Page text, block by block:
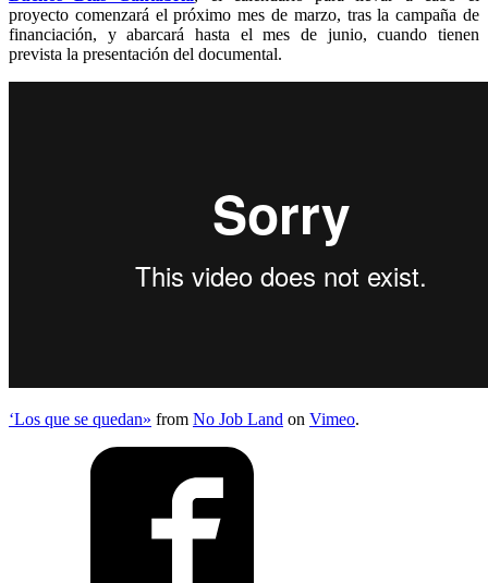
proyecto comenzará el próximo mes de marzo, tras la campaña de
financiación, y abarcará hasta el mes de junio, cuando tienen
prevista la presentación del documental.
‘Los que se quedan» from No Job Land on Vimeo.